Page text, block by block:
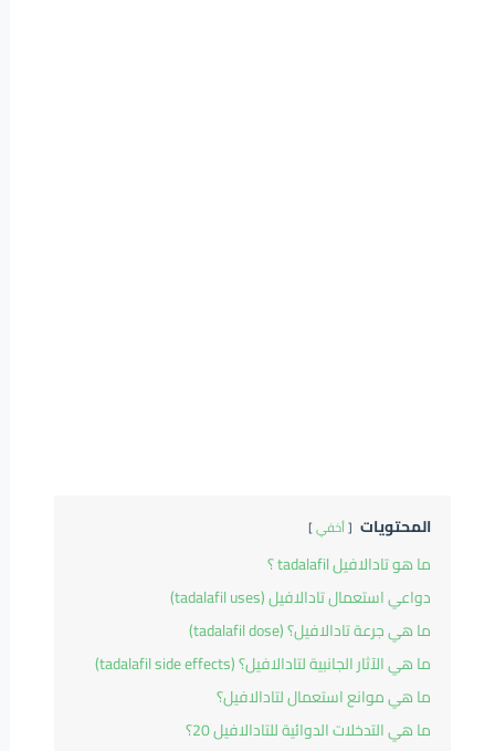
المحتويات أخفي
ما هو تادالافيل tadalafil ؟
دواعي استعمال تادالافيل (tadalafil uses)
ما هي جرعة تادالافيل؟ (tadalafil dose)
ما هي الآثار الجانبية لتادالافيل؟ (tadalafil side effects)
ما هي موانع استعمال لتادالافيل؟
ما هي التدخلات الدوائية للتادالافيل 20؟